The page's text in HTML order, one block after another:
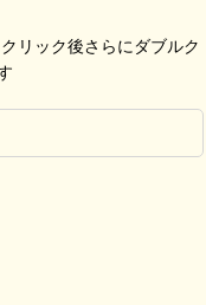
リック後さらにダブルク